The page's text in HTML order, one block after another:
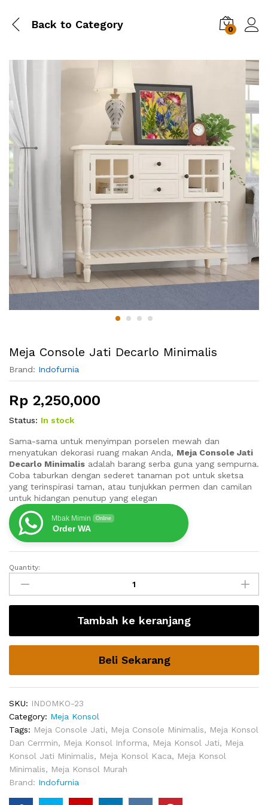
Back to Category 0
Meja Console Jati Decarlo Minimalis
Brand: Indofurnia
Rp 2,250,000
Status: In stock
Sama-sama untuk menyimpan porselen mewah dan
menyatukan dekorasi ruang makan Anda, Meja Console Jati
Decarlo Minimalis adalah barang serba guna yang sempurna.
Coba taburkan dengan sederet tanaman pot untuk sketsa
yang terinspirasi taman, atau tunjukkan permen dan camilan
untuk hidangan penutup yang elegan
Mbak Mimin Online
Order WA
Meja
Console
Jati
Decarlo
quantity
Quantity:
Tambah ke keranjang
Beli Sekarang
SKU: INDOMKO-23
Category: Meja Konsol
Tags: Meja Console Jati, Meja Console Minimalis, Meja Konsol
Dan Cerrmin, Meja Konsol Informa, Meja Konsol Jati, Meja
Konsol Jati Minimalis, Meja Konsol Kaca, Meja Konsol
Minimalis, Meja Konsol Murah
Brand: Indofurnia